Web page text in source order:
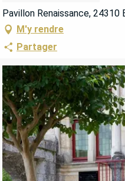
Pavillon Renaissance,
M'y rendre
Partager